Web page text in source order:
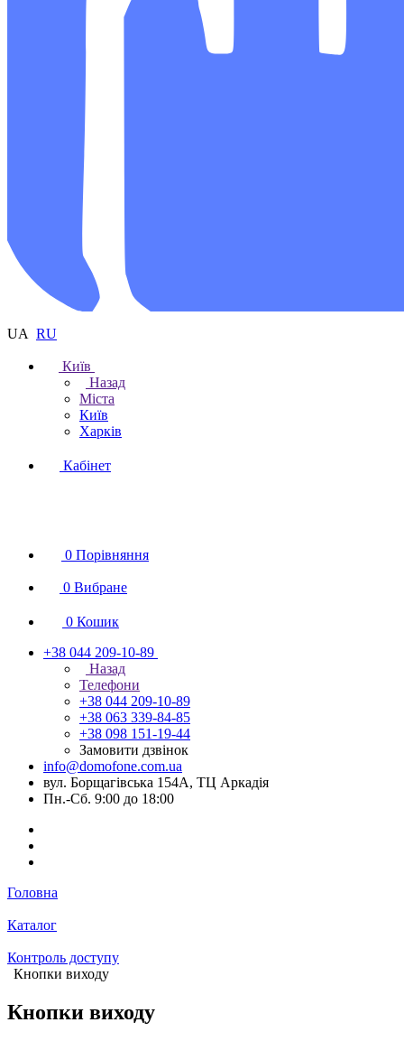
UA RU
Київ
Назад
Міста
Київ
Харків
Кабінет
0 Порівняння
0 Вибране
0 Кошик
+38 044 209-10-89
Назад
Телефони
+38 044 209-10-89
+38 063 339-84-85
+38 098 151-19-44
Замовити дзвінок
info@domofone.com.ua
вул. Борщагівська 154А, ТЦ Аркадія
Пн.-Сб. 9:00 до 18:00
Головна
Каталог
Контроль доступу
Кнопки виходу
Кнопки виходу